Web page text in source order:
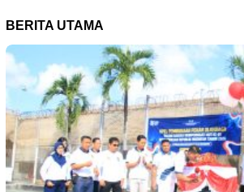
BERITA UTAMA